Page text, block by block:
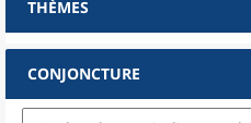
THÈMES
CONJONCTURE